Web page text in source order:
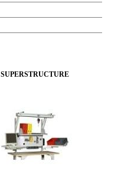
SUPERSTRUCTURE